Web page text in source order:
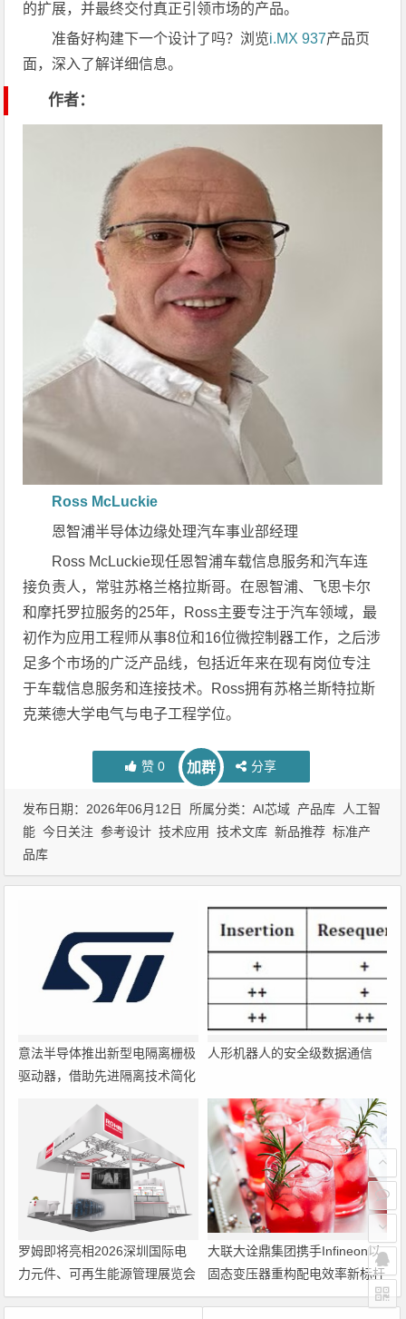
的扩展，并最终交付真正引领市场的产品。
准备好构建下一个设计了吗？浏览i.MX 937产品页
面，深入了解详细信息。
作者：
Ross McLuckie
恩智浦半导体边缘处理汽车事业部经理
Ross McLuckie现任恩智浦车载信息服务和汽车连
接负责人，常驻苏格兰格拉斯哥。在恩智浦、飞思卡尔
和摩托罗拉服务的25年，Ross主要专注于汽车领域，最
初作为应用工程师从事8位和16位微控制器工作，之后涉
足多个市场的广泛产品线，包括近年来在现有岗位专注
于车载信息服务和连接技术。Ross拥有苏格兰斯特拉斯
克莱德大学电气与电子工程学位。
赞 0 加群 分享
发布日期：2026年06月12日 所属分类：AI芯域 产品库
人工智
能 今日关注 参考设计 技术应用 技术文库 新品推荐 标准产
品库
意法半导体推出新型电隔离栅极
驱动器，借助先进隔离技术简化
人形机器人的安全级数据通信
罗姆即将亮相2026深圳国际电
力元件、可再生能源管理展览会
暨研讨会
大联大诠鼎集团携手Infineon以
固态变压器重构配电效率新标杆